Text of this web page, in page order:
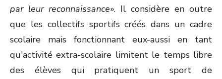
par leur reconnaissance». Il considère en outre
que les collectifs sportifs créés dans un cadre
scolaire mais fonctionnant eux-aussi en tant
qu'activité extra-scolaire limitent le temps libre
des élèves qui pratiquent un sport de